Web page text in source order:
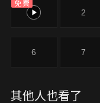
免費
1 2
6 7
其他人也看了